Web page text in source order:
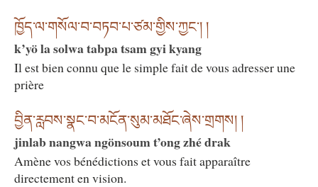
ཁྱོད་ལ་གསོལ་བ་བཏབ་པ་ཙམ་གྱིས་ཀྱང་། །
k’yö la solwa tabpa tsam gyi kyang
Il est bien connu que le simple fait de vous adresser une
prière
བྱིན་རླབས་སྣང་བ་མངོན་སུམ་མཐོང་ཞེས་གྲགས། །
jinlab nangwa ngönsoum t’ong zhé drak
Amène vos bénédictions et vous fait apparaître
directement en vision.